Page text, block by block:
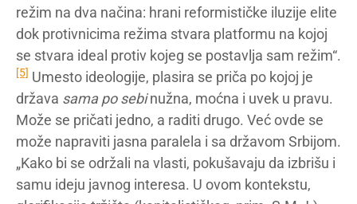
režim na dva načina: hrani reformističke iluzije elite
dok protivnicima režima stvara platformu na kojoj
se stvara ideal protiv kojeg se postavlja sam režim“.
[5] Umesto ideologije, plasira se priča po kojoj je
država sama po sebinužna, moćna i uvek u pravu.
Može se pričati jedno, a raditi drugo. Već ovde se
može napraviti jasna paralela i sa državom Srbijom.
„Kako bi se održali na vlasti, pokušavaju da izbrišu i
samu ideju javnog interesa. U ovom kontekstu,